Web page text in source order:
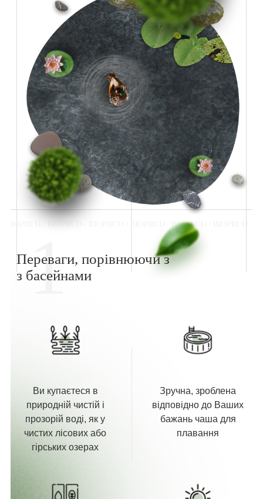
1
Переваги, порівнюючи з
з басейнами
Ви купаєтеся в
природній чистій і
прозорій воді, як у
чистих лісових або
гірських озерах
Зручна, зроблена
відповідно до Ваших
бажань чаша для
плавання